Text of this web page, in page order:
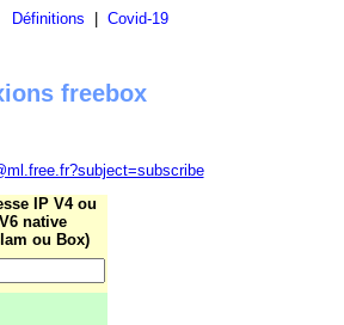
Définitions Covid-19
freebox
IP V4 ou
V6 native
ou Box)